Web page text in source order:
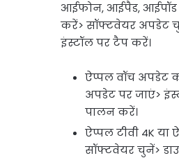
आईफोन, आईपैड,
करें> सॉफ्टवेयर अपडेट
इंस्टॉल पर टैप करें।
ऐप्पल वॉच अपडेट
अपडेट पर जाएं>
पालन करें।
ऐप्पल टीवी 4K
सॉफ्टवेयर चुनें>